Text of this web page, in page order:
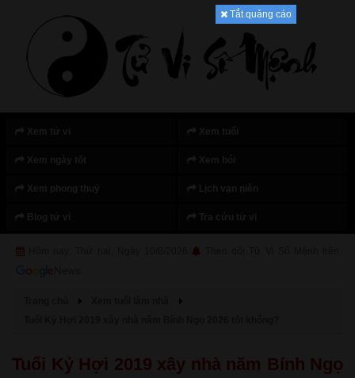
Tắt quảng cáo
Tuổi Kỷ Hợi 2019 xây nhà năm Bính Ngọ